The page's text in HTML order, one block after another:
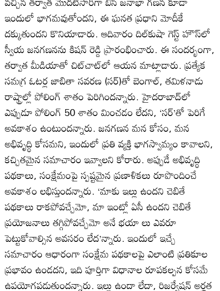
ఇందులో భాగమవుతోందని, ఈ ఘనత ప్రధాని మోదీకే
దక్కుతుందని కొనియాడారు. ఆదివారం దిల్‌కుషా గెస్ట్‌ హౌస్‌లో
స్వీయ జనగణనను కిషన్‌ రెడ్డి ప్రారంభించారు. ఈ సందర్భంగా,
తర్వాత మీడియాతో చిట్‌చాట్‌లో ఆయన మాట్లాడారు. ప్రత్యేక
సమగ్ర ఓటర్ల జాబితా సవరణ (సర్‌)తో బెంగాల్‌, తమిళనాడు
రాష్ట్రాల్లో పోలింగ్‌ శాతం పెరిగిందన్నారు. హైదరాబాద్‌లో
ఎప్పుడూ పోలింగ్‌ 50 శాతం మించడం లేదని, ‘సర్‌’తో పెరిగే
అవకాశం ఉంటుందన్నారు. జనగణన మన కోసం, మన
అభివృద్ధి కోసమని, ఇందులో ప్రతి వ్యక్తి భాగస్వామ్యం కావాలని,
కచ్చితమైన సమాచారం ఇవ్వాలని కోరారు. అప్పుడే అభివృద్ధి
పథకాలు, సంక్షేమంపై స్పష్టమైన ప్రణాళికలు రూపొందించే
అవకాశం లభిస్తుందన్నారు. ‘మాకు ఇల్లు ఉందని చెబితే
పథకాలు రాకపోవచ్చేమో, మా ఇంట్లో ఏసీ ఉందని చెబితే
ప్రయోజనాలు తగ్గిపోవచ్చేమో అనే భయా లు ఎవరూ
పెట్టుకోవాల్సిన అవసరం లేద’న్నారు. ఇందులో ఇచ్చే
సమాచారం ఆధారంగా సంక్షేమ పథకాలపై ఎలాంటి ప్రతికూల
ప్రభావం ఉండదని, ఇది పూర్తిగా విధానాల రూపకల్పన కోసమే
ఉపయోగపడుతుందన్నారు. ఇల్లు ఉందా లేదా, రిజర్వేషన్‌ అర్హత